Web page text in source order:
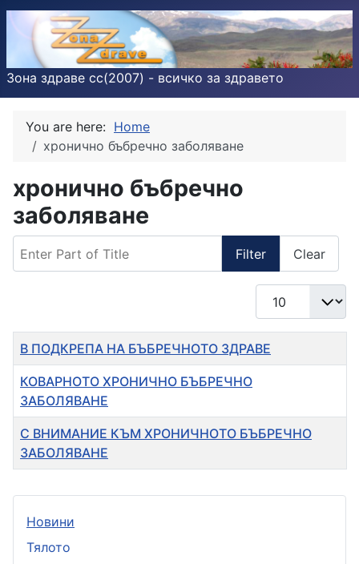
Зона здраве cc(2007) - всичко за здравето
You are here: Home
хронично бъбречно заболяване
хронично бъбречно
заболяване
Filter Clear
Display #
Title
В ПОДКРЕПА НА БЪБРЕЧНОТО ЗДРАВЕ
КОВАРНОТО ХРОНИЧНО БЪБРЕЧНО
ЗАБОЛЯВАНЕ
С ВНИМАНИЕ КЪМ ХРОНИЧНОТО БЪБРЕЧНО
ЗАБОЛЯВАНЕ
Новини
Тялото